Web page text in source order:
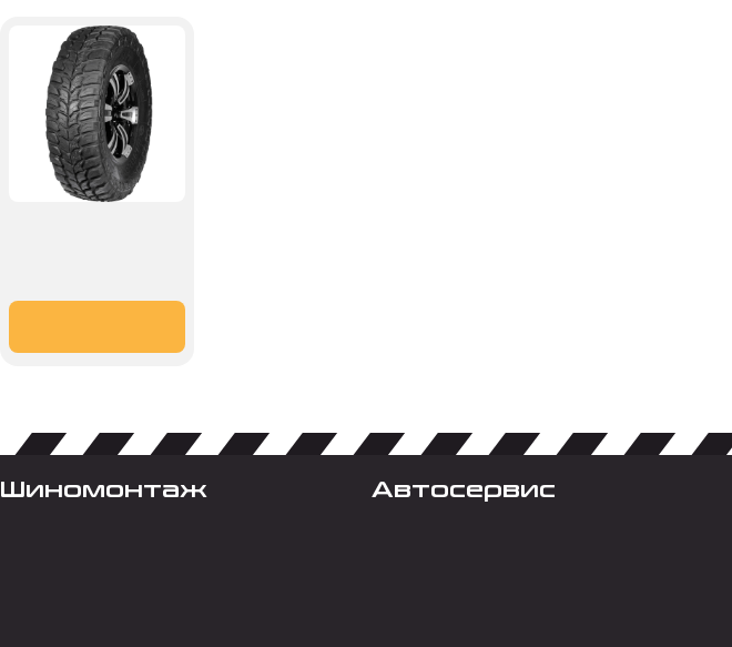
Шиномонтаж Автосервис